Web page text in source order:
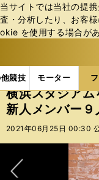
当サイトでは当社の提
査・分析したり、お客
okie を使⽤する場合が
競技 モーター
b
ス
ポ
ル
バ
フォトギャラリ
横浜スタジア
新人メンバー
2021年06月25日 00:30